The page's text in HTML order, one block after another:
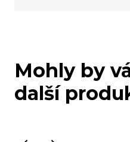
Mohly by
další